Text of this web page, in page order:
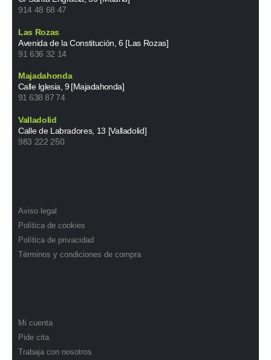
914 48 68 47
Las Rozas
Avenida de la Constitución, 6 [Las Rozas]
91 636 32 14
Majadahonda
Calle Iglesia, 9 [Majadahonda]
91 638 87 74
Valladolid
Calle de Labradores, 13 [Valladolid]
983 222 250
Aviso legal
Política de cookies
Política de privacidad
Términos y condiciones de compra
Mi cuenta
Pide cita
Trabaja con nosotros